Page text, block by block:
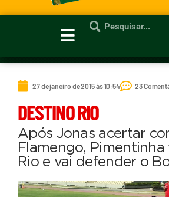
27 de janeiro de 2015 às 10:54 23
DESTINO RIO
Após Jonas acertar
Flamengo, Pimentinha
Rio e vai defender o